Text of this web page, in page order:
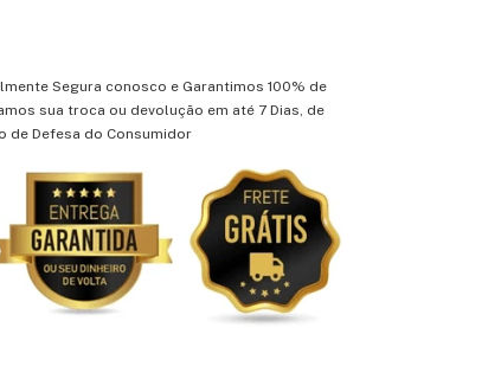
Segura conosco e Garantimos 100% de
sua troca ou devolução em até 7 Dias, de
de Defesa do Consumidor